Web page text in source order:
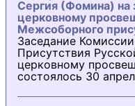
Сергия (Фомина) на
церковному
Межсоборного
Заседание
Присутствия
церковному
состоялось 30